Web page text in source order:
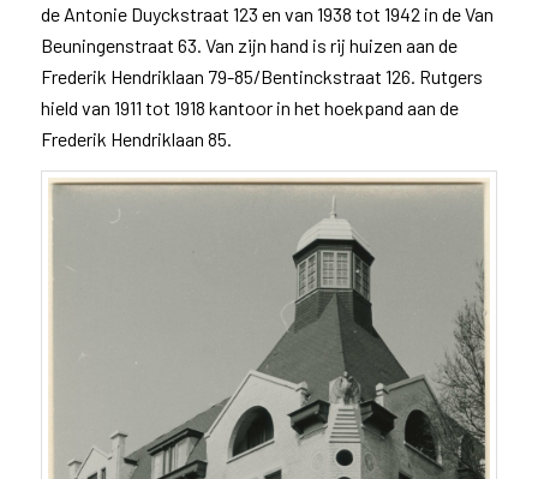
de Antonie Duyckstraat 123 en van 1938 tot 1942 in de Van
Beuningenstraat 63. Van zijn hand is rij huizen aan de
Frederik Hendriklaan 79-85/Bentinckstraat 126. Rutgers
hield van 1911 tot 1918 kantoor in het hoekpand aan de
Frederik Hendriklaan 85.